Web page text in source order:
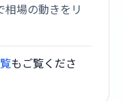
相場の動きをリ
もご覧くださ